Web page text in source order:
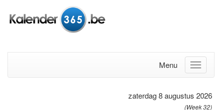
Menu
zaterdag 8 augustus 2026
(Week 32)